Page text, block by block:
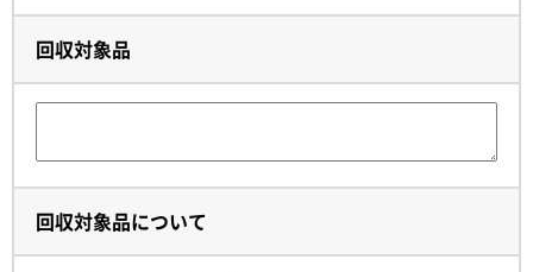
回収対象品
回収対象品について